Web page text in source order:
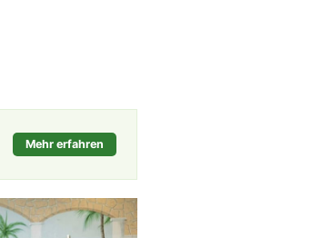
Mehr erfahren